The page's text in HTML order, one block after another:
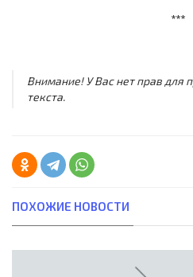
***
Внимание! У Вас нет прав для
текста.
ПОХОЖИЕ НОВОСТИ